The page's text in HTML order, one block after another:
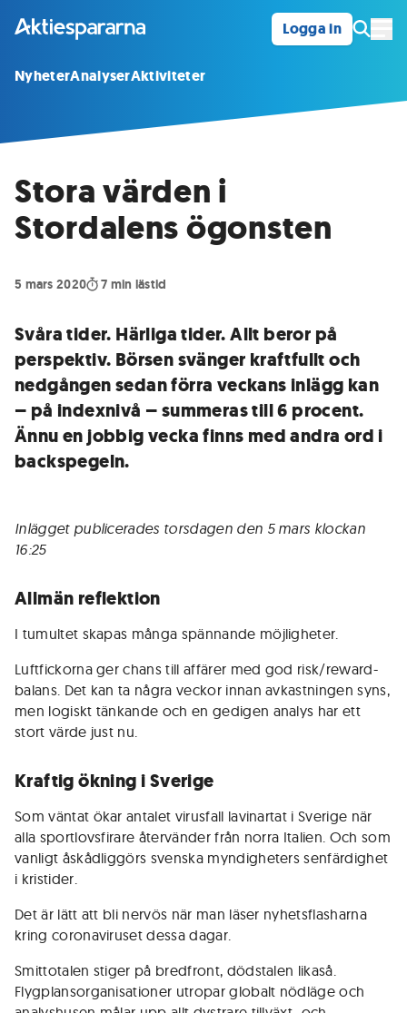
Logga in
NyheterAnalyserAktiviteter
Stora värden i
Stordalens ögonsten
5 mars 2020 7 min lästid
Svåra tider. Härliga tider. Allt beror på
perspektiv. Börsen svänger kraftfullt och
nedgången sedan förra veckans inlägg kan
– på indexnivå – summeras till 6 procent.
Ännu en jobbig vecka finns med andra ord i
backspegeln.
Inlägget publicerades torsdagen den 5 mars klockan
16:25
Allmän reflektion
I tumultet skapas många spännande möjligheter.
Luftfickorna ger chans till affärer med god risk/reward-
balans. Det kan ta några veckor innan avkastningen syns,
men logiskt tänkande och en gedigen analys har ett
stort värde just nu.
Kraftig ökning i Sverige
Som väntat ökar antalet virusfall lavinartat i Sverige när
alla sportlovsfirare återvänder från norra Italien. Och som
vanligt åskådliggörs svenska myndigheters senfärdighet
i kristider.
Det är lätt att bli nervös när man läser nyhetsflasharna
kring coronaviruset dessa dagar.
Smittotalen stiger på bredfront, dödstalen likaså.
Flygplansorganisationer utropar globalt nödläge och